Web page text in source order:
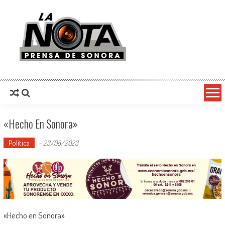
La Nota Prensa De Sonora
«Hecho En Sonora»
Política - 23/08/2023
«Hecho en Sonora»